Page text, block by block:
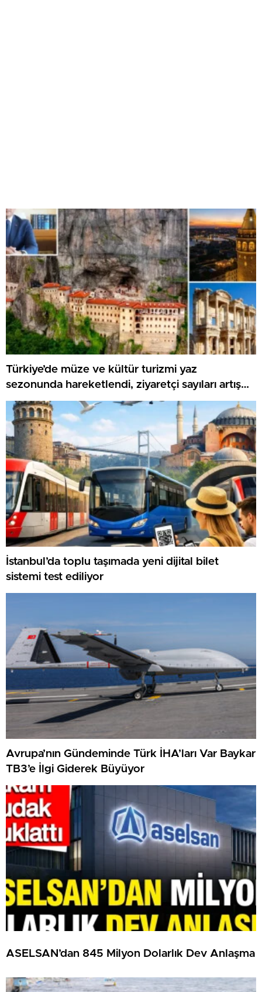
Türkiye’de müze ve kültür turizmi yaz
sezonunda hareketlendi, ziyaretçi sayıları artış
gösteriyor
İstanbul’da toplu taşımada yeni dijital bilet
sistemi test ediliyor
Avrupa’nın Gündeminde Türk İHA’ları Var Baykar
TB3’e İlgi Giderek Büyüyor
ASELSAN’dan 845 Milyon Dolarlık Dev Anlaşma